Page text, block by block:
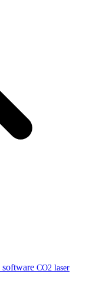
CO2 laser